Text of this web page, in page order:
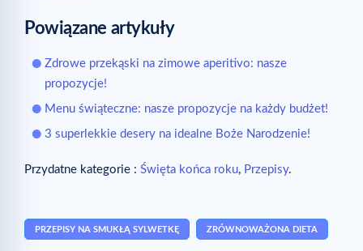
Powiązane artykuły
Zdrowe przekąski na zimowe aperitivo: nasze
propozycje!
Menu świąteczne: nasze propozycje na każdy budżet!
3 superlekkie desery na idealne Boże Narodzenie!
Przydatne kategorie : Święta końca roku, Przepisy.
PRZEPISY NA SMUKŁĄ SYLWETKĘ ZRÓWNOWAŻONA DIETA